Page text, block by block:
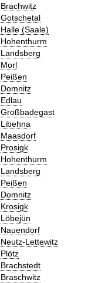
Brachwitz
Gotschetal
Halle (Saale)
Hohenthurm
Landsberg
Morl
Peißen
Domnitz
Edlau
Großbadegast
Libehna
Maasdorf
Prosigk
Hohenthurm
Landsberg
Peißen
Domnitz
Krosigk
Löbejün
Nauendorf
Neutz-Lettewitz
Plötz
Brachstedt
Braschwitz